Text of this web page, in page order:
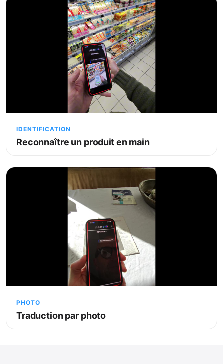
IDENTIFICATION
Reconnaître un produit en main
PHOTO
Traduction par photo